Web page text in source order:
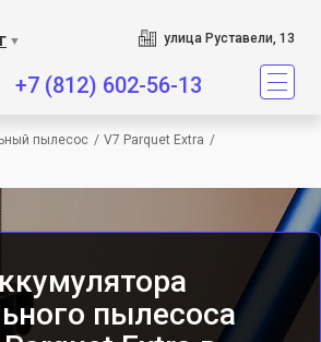
▼ улица Руставели, 13
+7 (812) 602-56-13
пылесос / V7 Parquet Extra /
пылесоса